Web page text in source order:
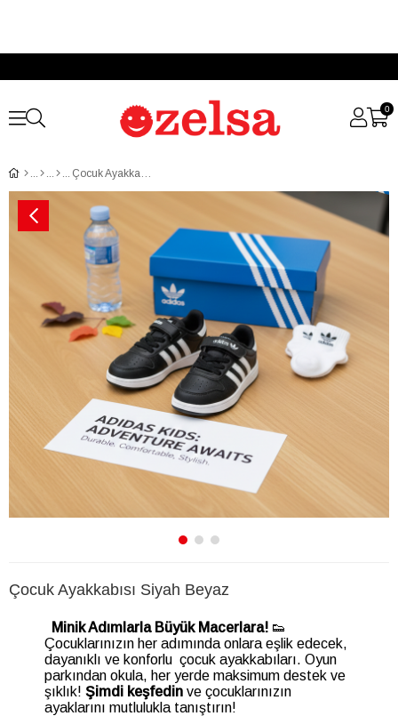
0
Çocuk Ayakkabısı Siyah Beyaz
Çocuk Ayakkabısı Siyah Beyaz
Minik Adımlarla Büyük Macerlara! 👟
Çocuklarınızın her adımında onlara eşlik edecek,
dayanıklı ve konforlu çocuk ayakkabıları. Oyun
parkından okula, her yerde maksimum destek ve
şıklık! Şimdi keşfedin ve çocuklarınızın
ayaklarını mutlulukla tanıştırın!